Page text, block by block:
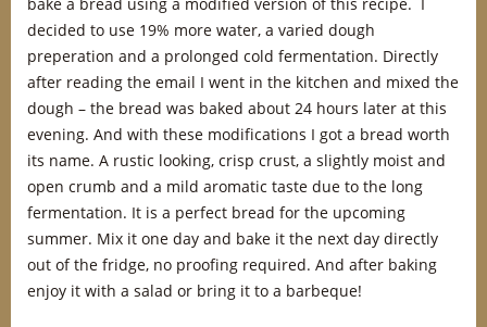
decided to use 19% more water, a varied dough
preperation and a prolonged cold fermentation. Directly
after reading the email I went in the kitchen and mixed the
dough – the bread was baked about 24 hours later at this
evening. And with these modifications I got a bread worth
its name. A rustic looking, crisp crust, a slightly moist and
open crumb and a mild aromatic taste due to the long
fermentation. It is a perfect bread for the upcoming
summer. Mix it one day and bake it the next day directly
out of the fridge, no proofing required. And after baking
enjoy it with a salad or bring it to a barbeque!